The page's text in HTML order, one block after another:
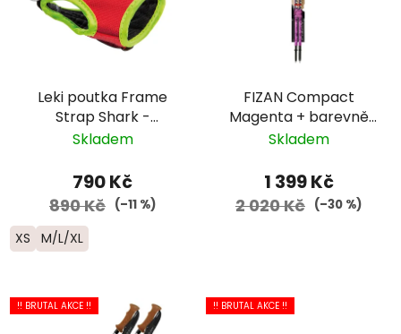
Leki poutka Frame
Strap Shark -
červená
Skladem
790 Kč
890 Kč (–11 %)
XS M/L/XL
FIZAN Compact
Magenta + barevně
laděný šátek
Skladem
1 399 Kč
2 020 Kč (–30 %)
!! BRUTAL AKCE !! !! BRUTAL AKCE !!